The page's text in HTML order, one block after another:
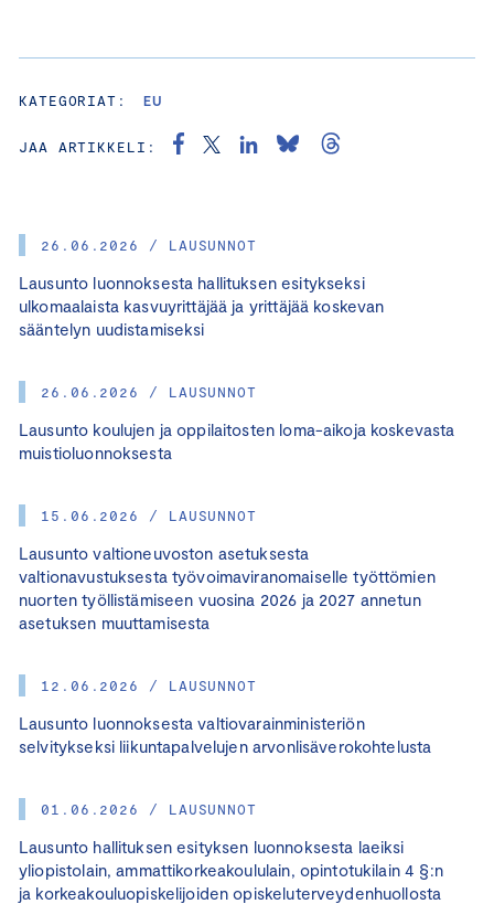
26.06.2026 / LAUSUNNOT
Lausunto luonnoksesta hallituksen esitykseksi
ulkomaalaista kasvuyrittäjää ja yrittäjää koskevan
sääntelyn uudistamiseksi
26.06.2026 / LAUSUNNOT
Lausunto koulujen ja oppilaitosten loma-aikoja koskevasta
muistioluonnoksesta
15.06.2026 / LAUSUNNOT
Lausunto valtioneuvoston asetuksesta
valtionavustuksesta työvoimaviranomaiselle työttömien
nuorten työllistämiseen vuosina 2026 ja 2027 annetun
asetuksen muuttamisesta
12.06.2026 / LAUSUNNOT
Lausunto luonnoksesta valtiovarainministeriön
selvitykseksi liikuntapalvelujen arvonlisäverokohtelusta
01.06.2026 / LAUSUNNOT
Lausunto hallituksen esityksen luonnoksesta laeiksi
yliopistolain, ammattikorkeakoululain, opintotukilain 4 §:n
ja korkeakouluopiskelijoiden opiskeluterveydenhuollosta
KATEGORIAT: EU
JAA ARTIKKELI: